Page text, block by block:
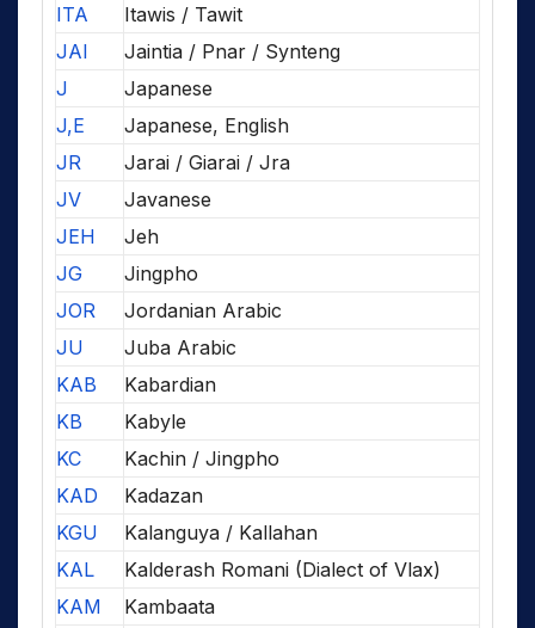
ITA
Itawis / Tawit
JAI
Jaintia / Pnar / Synteng
J
Japanese
J,E
Japanese, English
JR
Jarai / Giarai / Jra
JV
Javanese
JEH
Jeh
JG
Jingpho
JOR
Jordanian Arabic
JU
Juba Arabic
KAB
Kabardian
KB
Kabyle
KC
Kachin / Jingpho
KAD
Kadazan
KGU
Kalanguya / Kallahan
KAL
Kalderash Romani (Dialect of Vlax)
KAM
Kambaata